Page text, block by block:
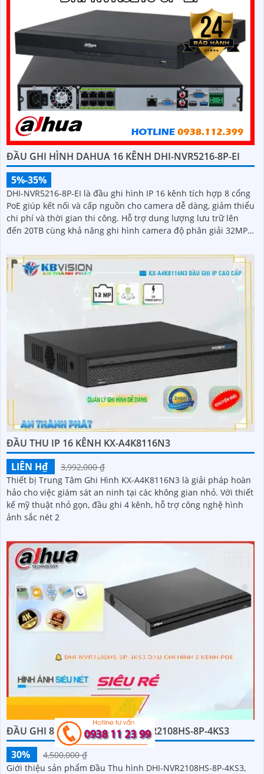
THIẾT BỊ LƯU TRỮ VIDEO VIGI NVR2032H
5%-35%
liên hệ
Đầu ghi VIGI NVR2032H hỗ trợ 32 camera cùng lúc cho hình
ảnh sắc nét 8MP 4K Ultra HD. Lưu trữ hiệu quả với 2 ổ cứng
ĐẦU GHI HÌNH DAHUA 16 KÊNH DHI-NVR5216-8P-EI
5%-35%
DHI-NVR5216-8P-EI là đầu ghi hình IP 16 kênh tích hợp 8 cổng
PoE giúp kết nối và cấp nguồn cho camera dễ dàng, giảm thiểu
chi phí và thời gian thi công. Hỗ trợ dung lượng lưu trữ lên
đến 20TB cùng khả năng ghi hình camera độ phân giải 32MP,
đầu ghi mang đến chất lượng hình ảnh siêu nét và khả năng
lưu trữ vượt trội hiệu suất mạnh mẽ, tính năng linh hoạt và
mức giá cạnh tranh
ĐẦU THU IP 16 KÊNH KX-A4K8116N3
3,992,000 ₫
hảo cho việc giám sát an ninh tại các không gian nhỏ. Với thiết
kế mỹ thuật nhỏ gọn, đầu ghi 4 kênh, hỗ trợ công nghệ hình
ảnh sắc nét 2